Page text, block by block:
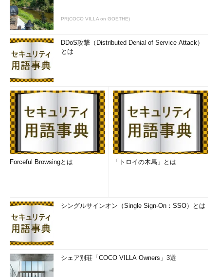
PR(COCO VILLA on GOETHE)
DDoS攻撃（Distributed Denial of Service Attack）
とは
Forceful Browsingとは 「トロイの木馬」とは
シングルサインオン（Single Sign-On：SSO）とは
シェア別荘「COCO VILLA Owners」3選